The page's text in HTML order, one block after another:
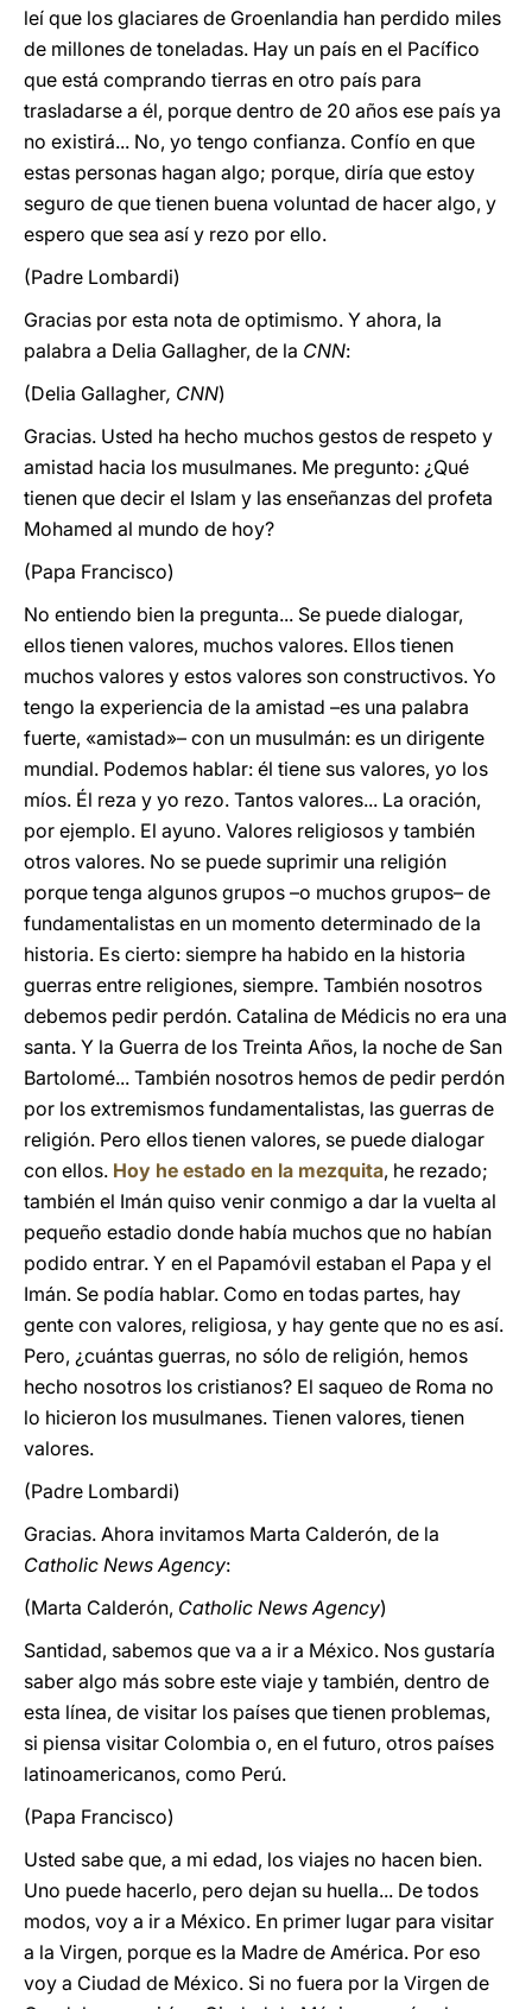
leí que los glaciares de Groenlandia han perdido miles
de millones de toneladas. Hay un país en el Pacífico
que está comprando tierras en otro país para
trasladarse a él, porque dentro de 20 años ese país ya
no existirá... No, yo tengo confianza. Confío en que
estas personas hagan algo; porque, diría que estoy
seguro de que tienen buena voluntad de hacer algo, y
espero que sea así y rezo por ello.
(Padre Lombardi)
Gracias por esta nota de optimismo. Y ahora, la
palabra a Delia Gallagher, de la CNN:
(Delia Gallagher, CNN)
Gracias. Usted ha hecho muchos gestos de respeto y
amistad hacia los musulmanes. Me pregunto: ¿Qué
tienen que decir el Islam y las enseñanzas del profeta
Mohamed al mundo de hoy?
(Papa Francisco)
No entiendo bien la pregunta... Se puede dialogar,
ellos tienen valores, muchos valores. Ellos tienen
muchos valores y estos valores son constructivos. Yo
tengo la experiencia de la amistad –es una palabra
fuerte, «amistad»– con un musulmán: es un dirigente
mundial. Podemos hablar: él tiene sus valores, yo los
míos. Él reza y yo rezo. Tantos valores... La oración,
por ejemplo. El ayuno. Valores religiosos y también
otros valores. No se puede suprimir una religión
porque tenga algunos grupos –o muchos grupos– de
fundamentalistas en un momento determinado de la
historia. Es cierto: siempre ha habido en la historia
guerras entre religiones, siempre. También nosotros
debemos pedir perdón. Catalina de Médicis no era una
santa. Y la Guerra de los Treinta Años, la noche de San
Bartolomé... También nosotros hemos de pedir perdón
por los extremismos fundamentalistas, las guerras de
religión. Pero ellos tienen valores, se puede dialogar
con ellos. Hoy he estado en la mezquita, he rezado;
también el Imán quiso venir conmigo a dar la vuelta al
pequeño estadio donde había muchos que no habían
podido entrar. Y en el Papamóvil estaban el Papa y el
Imán. Se podía hablar. Como en todas partes, hay
gente con valores, religiosa, y hay gente que no es así.
Pero, ¿cuántas guerras, no sólo de religión, hemos
hecho nosotros los cristianos? El saqueo de Roma no
lo hicieron los musulmanes. Tienen valores, tienen
valores.
(Padre Lombardi)
Gracias. Ahora invitamos Marta Calderón, de la
Catholic News Agency:
(Marta Calderón, Catholic News Agency)
Santidad, sabemos que va a ir a México. Nos gustaría
saber algo más sobre este viaje y también, dentro de
esta línea, de visitar los países que tienen problemas,
si piensa visitar Colombia o, en el futuro, otros países
latinoamericanos, como Perú.
(Papa Francisco)
Usted sabe que, a mi edad, los viajes no hacen bien.
Uno puede hacerlo, pero dejan su huella... De todos
modos, voy a ir a México. En primer lugar para visitar
a la Virgen, porque es la Madre de América. Por eso
voy a Ciudad de México. Si no fuera por la Virgen de